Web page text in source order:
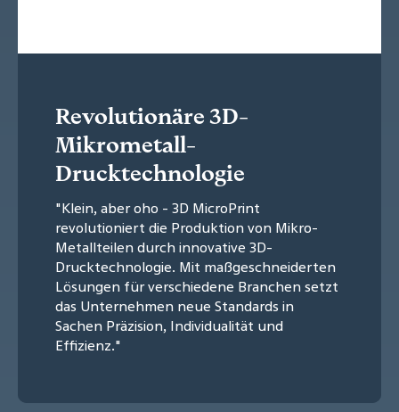
Revolutionäre 3D-
Mikrometall-
Drucktechnologie
"Klein, aber oho - 3D MicroPrint
revolutioniert die Produktion von Mikro-
Metallteilen durch innovative 3D-
Drucktechnologie. Mit maßgeschneiderten
Lösungen für verschiedene Branchen setzt
das Unternehmen neue Standards in
Sachen Präzision, Individualität und
Effizienz."